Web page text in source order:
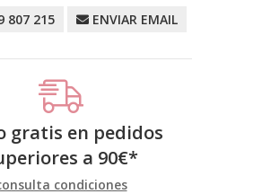
807 215 ENVIAR EMAIL
gratis en pedidos
a 90€*
condiciones